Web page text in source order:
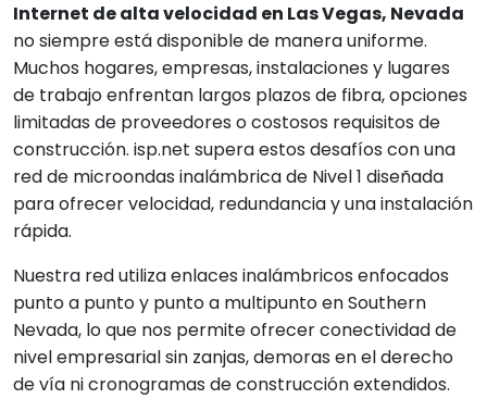
Internet de alta velocidad en Las Vegas, Nevada
no siempre está disponible de manera uniforme.
Muchos hogares, empresas, instalaciones y lugares
de trabajo enfrentan largos plazos de fibra, opciones
limitadas de proveedores o costosos requisitos de
construcción. isp.net supera estos desafíos con una
red de microondas inalámbrica de Nivel 1 diseñada
para ofrecer velocidad, redundancia y una instalación
rápida.
Nuestra red utiliza enlaces inalámbricos enfocados
punto a punto y punto a multipunto en Southern
Nevada, lo que nos permite ofrecer conectividad de
nivel empresarial sin zanjas, demoras en el derecho
de vía ni cronogramas de construcción extendidos.